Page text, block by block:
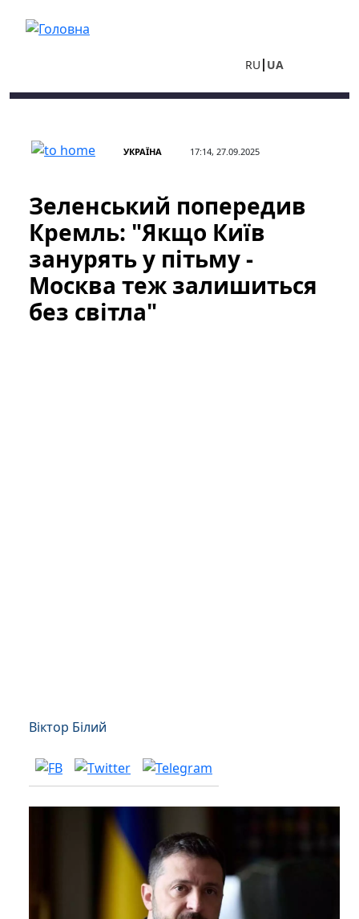
RU UA
УКРАЇНА 17:14, 27.09.2025
Зеленський попередив
Кремль: "Якщо Київ
занурять у пітьму -
Москва теж залишиться
без світла"
Віктор Білий